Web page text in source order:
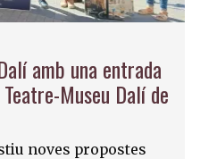
amb una entrada
Museu Dalí de
noves propostes